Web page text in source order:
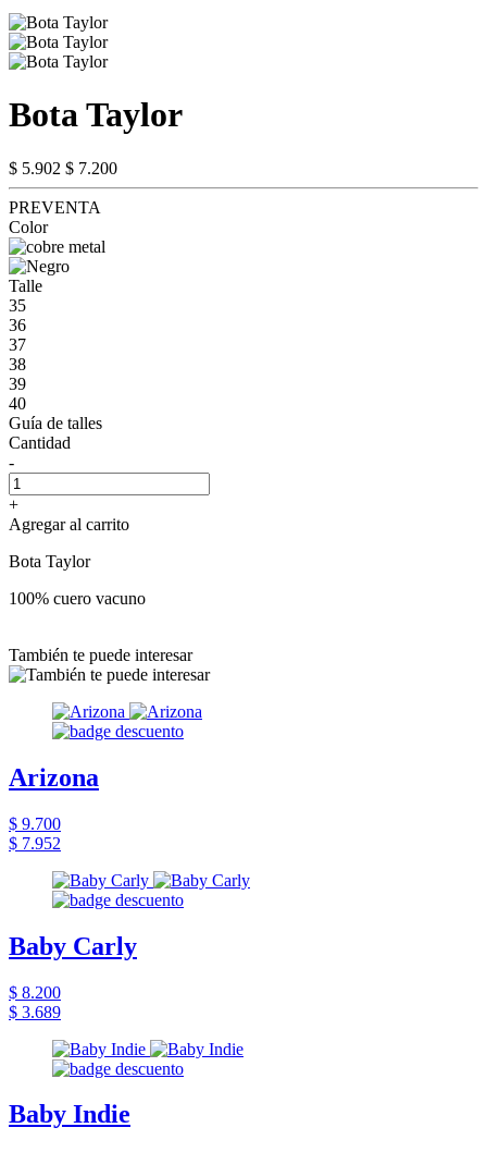
Bota Taylor
$ 5.902 $ 7.200
PREVENTA
Color
Talle
35
36
37
38
39
40
Guía de talles
Cantidad
-
+
Agregar al carrito
Bota Taylor
100% cuero vacuno
También te puede interesar
Arizona
$ 9.700
$ 7.952
Baby Carly
$ 8.200
$ 3.689
Baby Indie